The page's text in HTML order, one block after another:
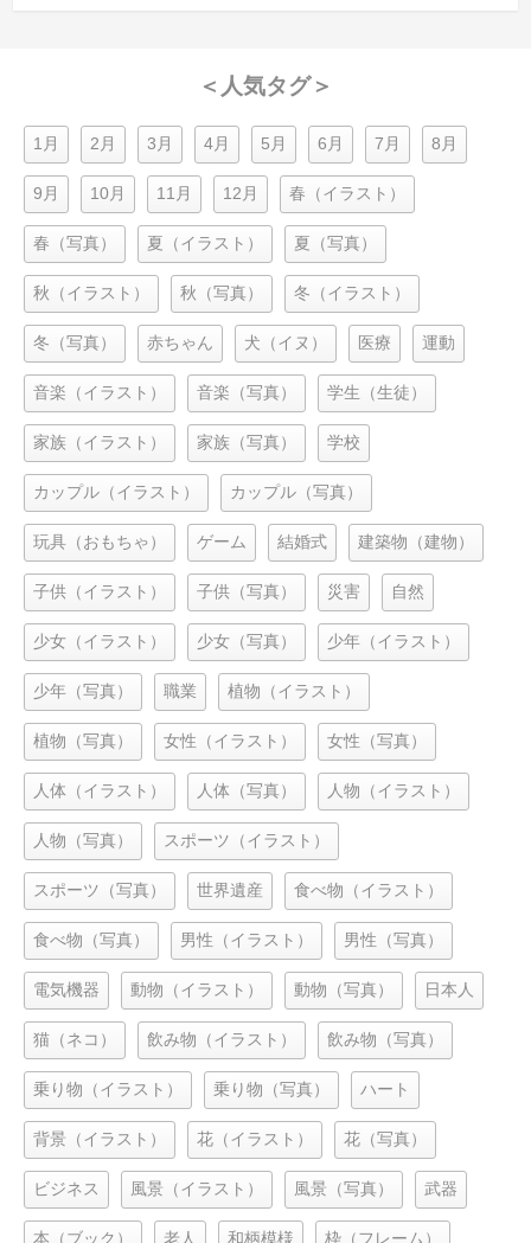
＜人気タグ＞
1月 2月 3月 4月 5月 6月 7月 8月
9月 10月 11月 12月 春（イラスト）
春（写真） 夏（イラスト） 夏（写真）
秋（イラスト） 秋（写真） 冬（イラスト）
冬（写真） 赤ちゃん 犬（イヌ） 医療 運動
音楽（イラスト） 音楽（写真） 学生（生徒）
家族（イラスト） 家族（写真） 学校
カップル（イラスト） カップル（写真）
玩具（おもちゃ） ゲーム 結婚式 建築物（建物）
子供（イラスト） 子供（写真） 災害 自然
少女（イラスト） 少女（写真） 少年（イラスト）
少年（写真） 職業 植物（イラスト）
植物（写真） 女性（イラスト） 女性（写真）
人体（イラスト） 人体（写真） 人物（イラスト）
人物（写真） スポーツ（イラスト）
スポーツ（写真） 世界遺産 食べ物（イラスト）
食べ物（写真） 男性（イラスト） 男性（写真）
電気機器 動物（イラスト） 動物（写真） 日本人
猫（ネコ） 飲み物（イラスト） 飲み物（写真）
乗り物（イラスト） 乗り物（写真） ハート
背景（イラスト） 花（イラスト） 花（写真）
ビジネス 風景（イラスト） 風景（写真） 武器
本（ブック） 老人 和柄模様 枠（フレーム）